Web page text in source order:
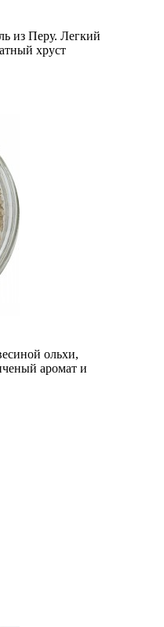
из Перу. Легкий
хруст
ольхи,
аромат и